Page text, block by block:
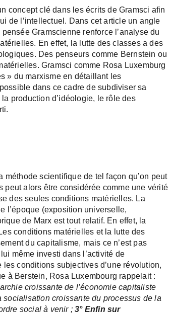
concept clé dans les écrits de Gramsci afin
de l’intellectuel. Dans cet article un angle
Gramscienne renforce l’analyse du
En effet, la lutte des classes a des
Des penseurs comme Bernstein ou
Gramsci comme Rosa Luxemburg
» du marxisme en détaillant les
dans ce cadre de subdiviser sa
production d’idéologie, le rôle des
méthode scientifique de tel façon qu’on peut
peut alors être considérée comme une vérité
des seules conditions matérielles. La
l’époque (exposition universelle,
de Marx est tout relatif. En effet, la
conditions matérielles et la lutte des
du capitalisme, mais ce n’est pas
même investi dans l’activité de
les conditions subjectives d’une révolution,
à Berstein, Rosa Luxembourg rappelait :
croissante de l’économie capitaliste
socialisation croissante du processus de la
social à venir ;3° Enfin sur